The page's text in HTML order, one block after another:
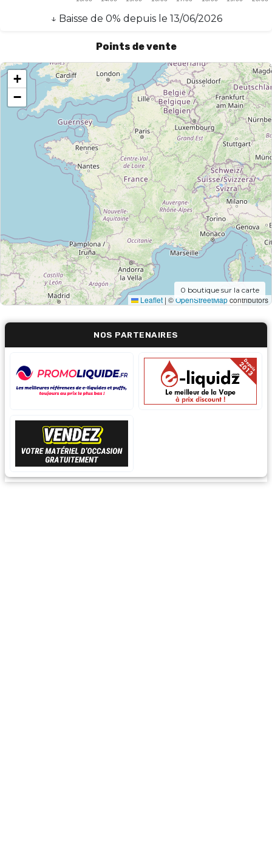
↓ Baisse de 0% depuis le 13/06/2026
Points de vente
+
−
Leaflet | ©OpenStreetMapcontributors
0 boutique sur la carte
NOS PARTENAIRES